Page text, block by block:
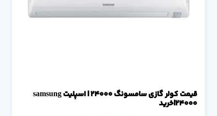
قیمت کولر گازی سامسونگ 24000 | اسپلیت samsung
24000|خرید